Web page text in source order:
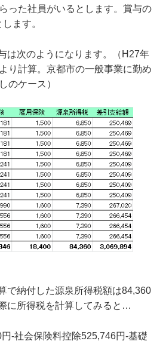
った社員がいるとします。賞与の
ます。
は次のようになります。（H27年
り計算。京都市の一般事業に勤め
のケース）
で納付した源泉所得税額は84,360
に所得税を計算してみると…
円-社会保険料控除525,746円-基礎